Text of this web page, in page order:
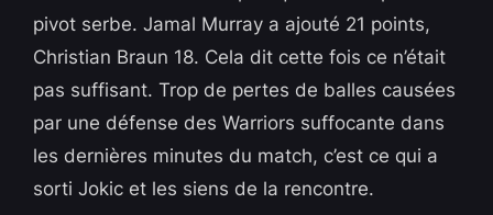
pivot serbe. Jamal Murray a ajouté 21 points,
Christian Braun 18. Cela dit cette fois ce n’était
pas suffisant. Trop de pertes de balles causées
par une défense des Warriors suffocante dans
les dernières minutes du match, c’est ce qui a
sorti Jokic et les siens de la rencontre.